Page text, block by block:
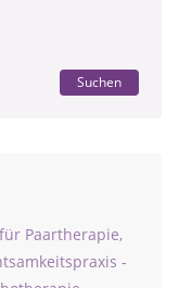
Suchen
Paartherapie,
-